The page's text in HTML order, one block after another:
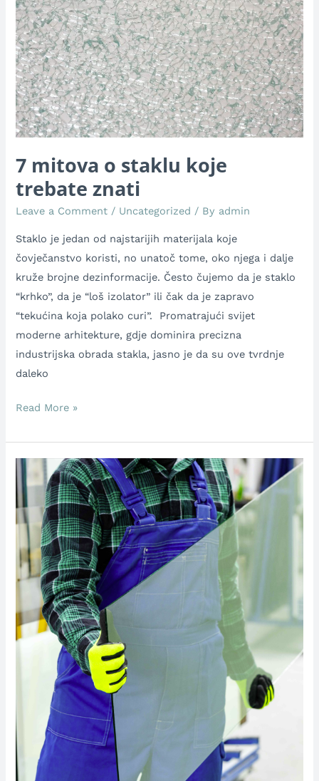
7 mitova o staklu koje
trebate znati
Leave a Comment / Uncategorized / By admin
Staklo je jedan od najstarijih materijala koje
čovječanstvo koristi, no unatoč tome, oko njega i dalje
kruže brojne dezinformacije. Često čujemo da je staklo
“krhko”, da je “loš izolator” ili čak da je zapravo
“tekućina koja polako curi”. Promatrajući svijet
moderne arhitekture, gdje dominira precizna
industrijska obrada stakla, jasno je da su ove tvrdnje
daleko
staklu
koje
trebate
znati
Read More »
Zašto
mali
staklari
biraju
CroGlass
za
kaljenje
stakla?